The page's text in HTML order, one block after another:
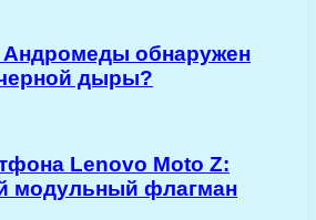
Андромеды обнаружен
дыры?
Lenovo Moto Z:
модульный флагман